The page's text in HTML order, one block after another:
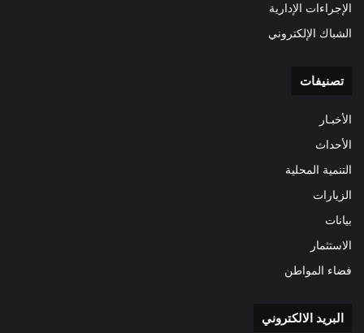
الإجراءات الإدارية
الشباك الإلكتروني
تصنيفات
الأخبـار
الأحداث
التنمية المحلية
الزيارات
بيانات
الاستثمار
فضاء المواطن
البريد الالكتروني